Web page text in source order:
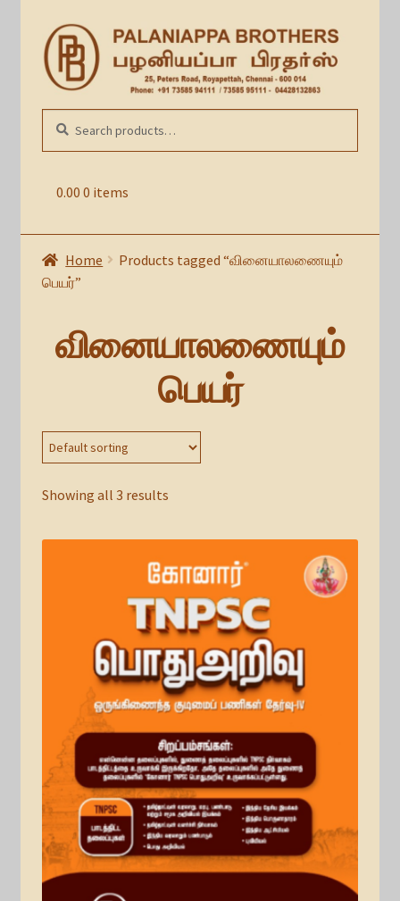
Skip
to
navigation
Skip
to
content
0.00 0 items
for:
Home
Products tagged “வினையாலணையும்
பெயர்”
வினையாலணையும்
பெயர்
Showing all 3 results